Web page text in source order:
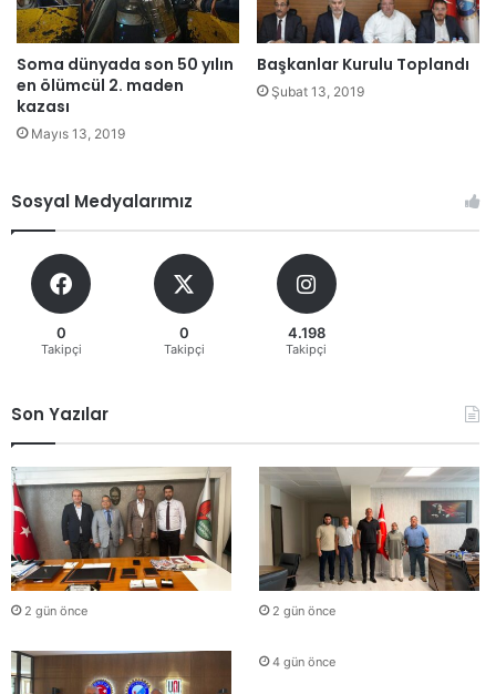
Soma dünyada son 50 yılın
en ölümcül 2. maden
kazası
Mayıs 13, 2019
Başkanlar Kurulu Toplandı
Şubat 13, 2019
Sosyal Medyalarımız
0
Takipçi
0
Takipçi
4.198
Takipçi
Son Yazılar
2 gün önce 2 gün önce
4 gün önce